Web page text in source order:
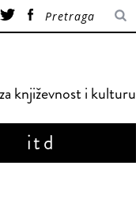
književnost i kulturu
itd